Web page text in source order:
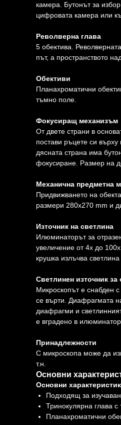
камера. Бутонът за
цифровата камера или
Револверна глава
5 обектива.
път, а пространството
Обективи
Планахроматични
тъмно поле.
Фокусиращ механизъм
От двете страни в
постави ръцете си
дясната страна има
фокусиране. Размер на
Механична предметна
Придвижването на
размери 280x270 mm и
Източник на светлина
Илюминаторът за
увеличение от 4x до
крушка излъчва
Светлинен източник за
Микроскопът е снабден
се върти. Диафрагмата
диафрагми и
е вградено в
Принадлежности
С микроскопа може да
т.н.
Основни
Основни
Подходящ за
Тринокулярна глава
Планахроматични